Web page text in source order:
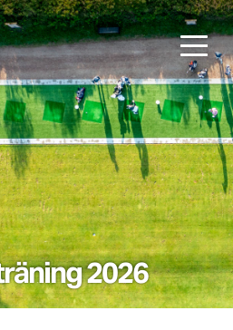
2026